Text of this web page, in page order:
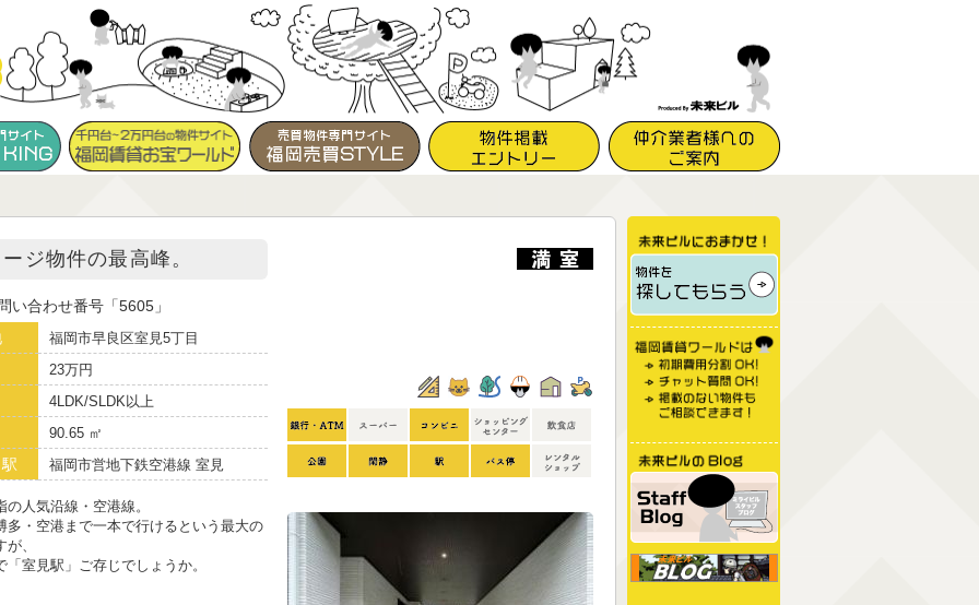
ジ物件の最高峰。
い合わせ番号
5605
福岡市早良区室見5丁目
23万円
4LDK/SLDK以上
90.65 ㎡
福岡市営地下鉄空港線 室見
の人気沿線・空港線。
多・空港まで一本で行けるという最大の
、
「室見駅」ご存じでしょうか。